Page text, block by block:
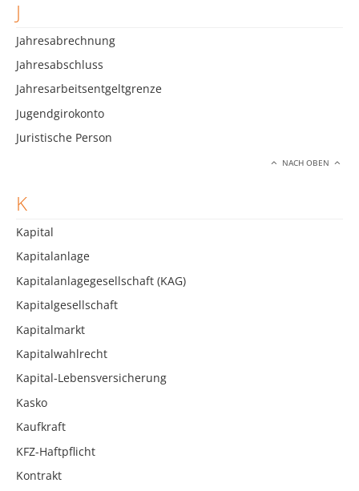
J
Jahresabrechnung
Jahresabschluss
Jahresarbeitsentgeltgrenze
Jugendgirokonto
Juristische Person
NACH OBEN
K
Kapital
Kapitalanlage
Kapitalanlagegesellschaft (KAG)
Kapitalgesellschaft
Kapitalmarkt
Kapitalwahlrecht
Kapital-Lebensversicherung
Kasko
Kaufkraft
KFZ-Haftpflicht
Kontrakt